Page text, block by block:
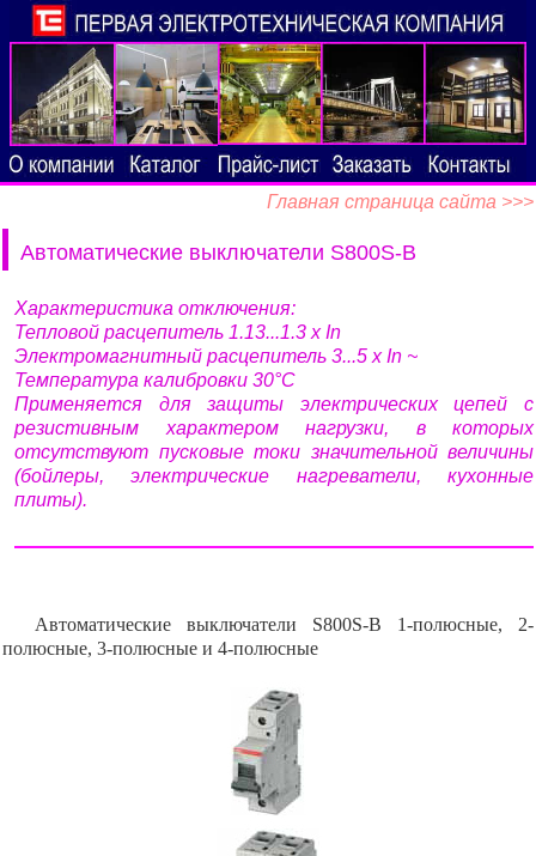
Главная страница сайта >>>
Автоматические выключатели S800S-B
Характеристика отключения:
Тепловой расцепитель 1.13...1.3 x In
Электромагнитный расцепитель 3...5 x In ~
Температура калибровки 30°С
Применяется для защиты электрических цепей с
резистивным характером нагрузки, в которых
отсутствуют пусковые токи значительной величины
(бойлеры, электрические нагреватели, кухонные
плиты).
Автоматические выключатели S800S-B 1-полюсные, 2-
полюсные, 3-полюсные и 4-полюсные